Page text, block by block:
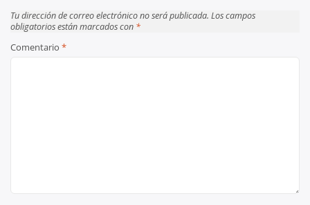
Tu dirección de correo electrónico no será publicada. Los campos
obligatorios están marcados con *
Comentario *